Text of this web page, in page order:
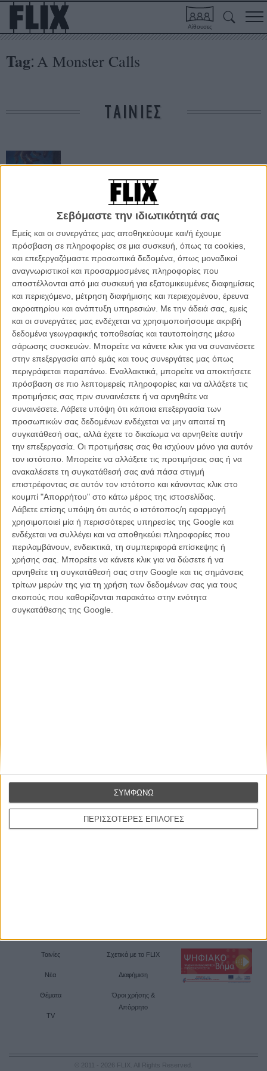
Σεβόμαστε την ιδιωτικότητά σας
Εμείς και οι συνεργάτες μας αποθηκεύουμε και/ή έχουμε
πρόσβαση σε πληροφορίες σε μια συσκευή, όπως τα cookies,
και επεξεργαζόμαστε προσωπικά δεδομένα, όπως μοναδικοί
αναγνωριστικοί και προσαρμοσμένες πληροφορίες που
αποστέλλονται από μια συσκευή για εξατομικευμένες διαφημίσεις
και περιεχόμενο, μέτρηση διαφήμισης και περιεχομένου, έρευνα
ακροατηρίου και ανάπτυξη υπηρεσιών. Με την άδειά σας, εμείς
και οι συνεργάτες μας ενδέχεται να χρησιμοποιήσουμε ακριβή
δεδομένα γεωγραφικής τοποθεσίας και ταυτοποίησης μέσω
σάρωσης συσκευών. Μπορείτε να κάνετε κλικ για να συναινέσετε
στην επεξεργασία από εμάς και τους συνεργάτες μας όπως
περιγράφεται παραπάνω. Εναλλακτικά, μπορείτε να αποκτήσετε
πρόσβαση σε πιο λεπτομερείς πληροφορίες και να αλλάξετε τις
προτιμήσεις σας πριν συναινέσετε ή να αρνηθείτε να
συναινέσετε. Λάβετε υπόψη ότι κάποια επεξεργασία των
προσωπικών σας δεδομένων ενδέχεται να μην απαιτεί τη
συγκατάθεσή σας, αλλά έχετε το δικαίωμα να αρνηθείτε αυτήν
την επεξεργασία. Οι προτιμήσεις σας θα ισχύουν μόνο για αυτόν
τον ιστότοπο. Μπορείτε να αλλάξετε τις προτιμήσεις σας ή να
ανακαλέσετε τη συγκατάθεσή σας ανά πάσα στιγμή
επιστρέφοντας σε αυτόν τον ιστότοπο και κάνοντας κλικ στο
κουμπί "Απορρήτου" στο κάτω μέρος της ιστοσελίδας.
Λάβετε επίσης υπόψη ότι αυτός ο ιστότοπος/η εφαρμογή
χρησιμοποιεί μία ή περισσότερες υπηρεσίες της Google και
ενδέχεται να συλλέγει και να αποθηκεύει πληροφορίες που
περιλαμβάνουν, ενδεικτικά, τη συμπεριφορά επίσκεψης ή
χρήσης σας. Μπορείτε να κάνετε κλικ για να δώσετε ή να
αρνηθείτε τη συγκατάθεσή σας στην Google και τις σημάνσεις
τρίτων μερών της για τη χρήση των δεδομένων σας για τους
σκοπούς που καθορίζονται παρακάτω στην ενότητα
συγκατάθεσης της Google.
ΠΕΡΙΣΣΟΤΕΡΕΣ ΕΠΙΛΟΓΕΣ
ΣΥΜΦΩΝΩ
Αίθουσες
Tag: A Monster Calls
ΤΑΙΝΙΕΣ
7 Λεπτά Μετά τα
Μεσάνυχτα
ΑΡΘΡΑ
Προσεχώς: Ποιες ταινίες θα κάνουν πρεμιέρα στις
αίθουσες την Πέμπτη 3 Νοεμβρίου
ΝΕΑ / Flix Team
Flix Best of 2016: Tα Φανταστικά Πλάσματα της χρονιάς
(και πόσο μας άρεσαν)
ΝΕΑ /13 ΔΕΚ 2016 / Δημήτρης Δημητρακόπουλος
Βιμ Βέντερς
Συνέντευξη
Η επιτυχία είναι υπερτιμημένη. Δεν σε κάνει
καλύτερο, δεν σε πάει πουθενά η επιτυχία. Είναι
απλώς ένα ωραίο, ανεβαστικό, επιφανειακό
συναίσθημα.»
Ταινίες
Νέα
Θέματα
TV
Σχετικά με το FLIX
Διαφήμιση
Όροι χρήσης &
Απόρρητο
© 2011 - 2026 FLIX. All Rights Reserved.